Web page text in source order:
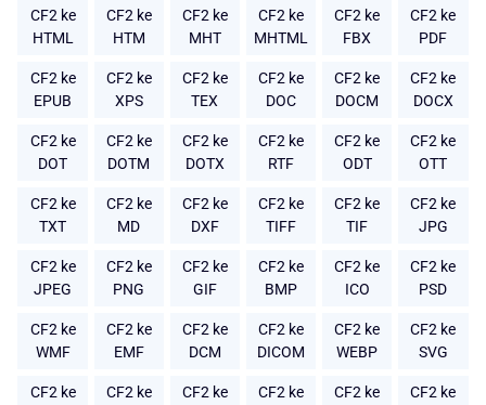
CF2 ke
HTML
CF2 ke
HTM
CF2 ke
MHT
CF2 ke
MHTML
CF2 ke
FBX
CF2 ke
PDF
CF2 ke
EPUB
CF2 ke
XPS
CF2 ke
TEX
CF2 ke
DOC
CF2 ke
DOCM
CF2 ke
DOCX
CF2 ke
DOT
CF2 ke
DOTM
CF2 ke
DOTX
CF2 ke
RTF
CF2 ke
ODT
CF2 ke
OTT
CF2 ke
TXT
CF2 ke
MD
CF2 ke
DXF
CF2 ke
TIFF
CF2 ke
TIF
CF2 ke
JPG
CF2 ke
JPEG
CF2 ke
PNG
CF2 ke
GIF
CF2 ke
BMP
CF2 ke
ICO
CF2 ke
PSD
CF2 ke
WMF
CF2 ke
EMF
CF2 ke
DCM
CF2 ke
DICOM
CF2 ke
WEBP
CF2 ke
SVG
CF2 ke
CF2 ke
CF2 ke
CF2 ke
CF2 ke
CF2 ke